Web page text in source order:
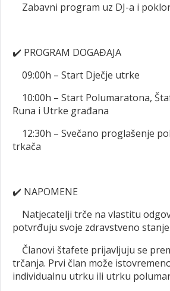
Zabavni program uz DJ-a i
✔️ PROGRAM DOGAĐAJA
09:00h – Start Dječje utrke
10:00h – Start Polumaratona,
Runa i Utrke građana
12:30h – Svečano proglašenje
trkača
✔️ NAPOMENE
Natjecatelji trče na vlastitu
potvrđuju svoje zdravstveno stanje.
Članovi štafete prijavljuju se
trčanja. Prvi član može
individualnu utrku ili utrku